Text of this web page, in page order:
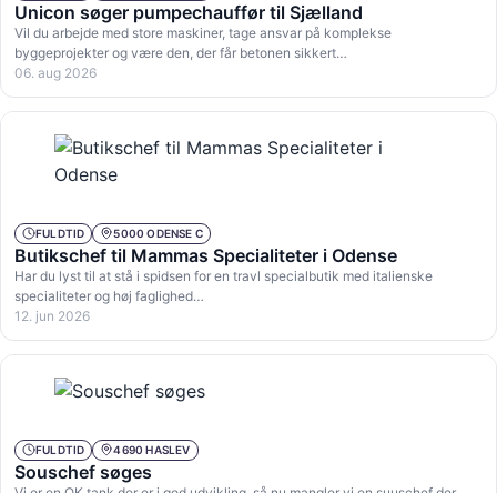
Unicon søger pumpechauffør til Sjælland
Vil du arbejde med store maskiner, tage ansvar på komplekse
byggeprojekter og være den, der får betonen sikkert…
06. aug 2026
FULDTID 5000 ODENSE C
Butikschef til Mammas Specialiteter i Odense
Har du lyst til at stå i spidsen for en travl specialbutik med italienske
specialiteter og høj faglighed…
12. jun 2026
FULDTID 4690 HASLEV
Souschef søges